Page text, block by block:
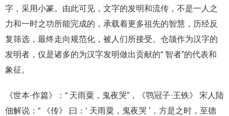
字，采用小篆。由此可见，文字的发明和流传，不是一人之
力和一时之功所能完成的，承载着更多祖先的智慧，历经反
复筛选，最终走向规范化，被人们所接受。仓颉作为汉字的
发明者，仅是诸多的为汉字发明做出贡献的“ 智者”的代表和
象征。
《世本·作篇》：“ 天雨粟，鬼夜哭”，《鹗冠子·王铁》 宋人陆
佃解说：“ 《传》 曰：‘ 天雨粟，鬼夜哭 ’，方是之时，至德